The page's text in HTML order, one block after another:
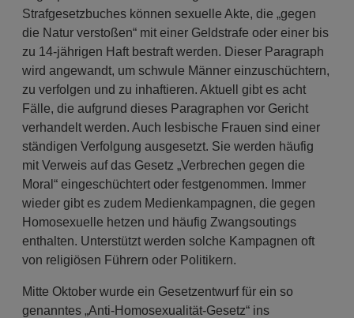
Strafgesetzbuches können sexuelle Akte, die „gegen
die Natur verstoßen“ mit einer Geldstrafe oder einer bis
zu 14-jährigen Haft bestraft werden. Dieser Paragraph
wird angewandt, um schwule Männer einzuschüchtern,
zu verfolgen und zu inhaftieren. Aktuell gibt es acht
Fälle, die aufgrund dieses Paragraphen vor Gericht
verhandelt werden. Auch lesbische Frauen sind einer
ständigen Verfolgung ausgesetzt. Sie werden häufig
mit Verweis auf das Gesetz „Verbrechen gegen die
Moral“ eingeschüchtert oder festgenommen. Immer
wieder gibt es zudem Medienkampagnen, die gegen
Homosexuelle hetzen und häufig Zwangsoutings
enthalten. Unterstützt werden solche Kampagnen oft
von religiösen Führern oder Politikern.
Mitte Oktober wurde ein Gesetzentwurf für ein so
genanntes „Anti-Homosexualität-Gesetz“ ins